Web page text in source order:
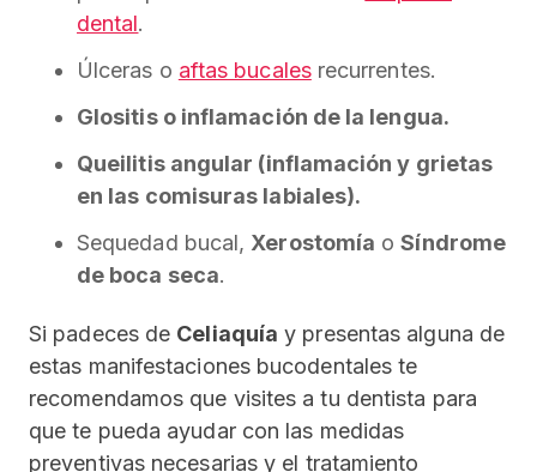
dental.
Úlceras o aftas bucalesrecurrentes.
Glositis o inflamación de la lengua.
Queilitis angular (inflamación y grietas
en las comisuras labiales).
Sequedad bucal, Xerostomía oSíndrome
de boca seca.
Si padeces de Celiaquía y presentas alguna de
estas manifestaciones bucodentales te
recomendamos que visites a tu dentista para
que te pueda ayudar con las medidas
preventivas necesarias y el tratamiento